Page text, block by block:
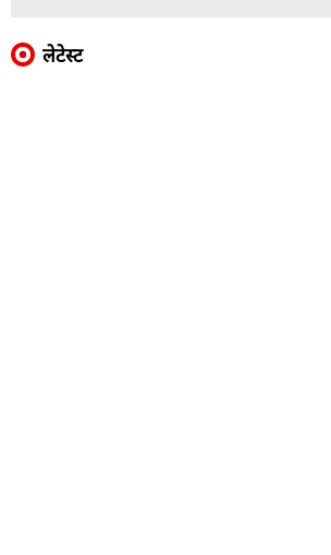
लेटेस्ट